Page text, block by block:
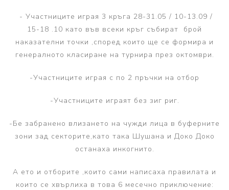
- Участниците играя 3 кръга 28-31.05 / 10-13.09 /
15-18 .10 като във всеки кръг събират брой
наказателни точки ,според които ще се формира и
генералното класиране на турнира през октомври.
-Участниците играя с по 2 пръчки на отбор
-Участниците играят без зиг риг.
-Бе забранено влизането на чужди лица в буферните
зони зад секторите,като така Шушана и Доко Доко
останаха инкогнито.
А ето и отборите ,които сами написаха правилата и
които се хвърлиха в това 6 месечно приключение: